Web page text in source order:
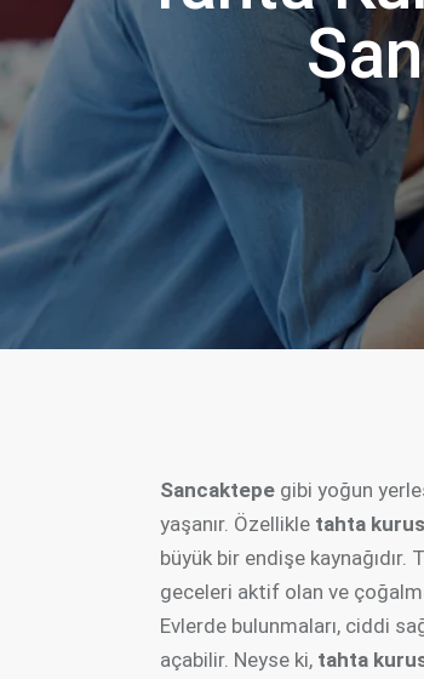
Sancaktepe gibi yoğun
yaşanır. Özellikle tahta
büyük bir endişe kaynağıdır.
geceleri aktif olan ve
Evlerde bulunmaları, ciddi
açabilir. Neyse ki, tahta